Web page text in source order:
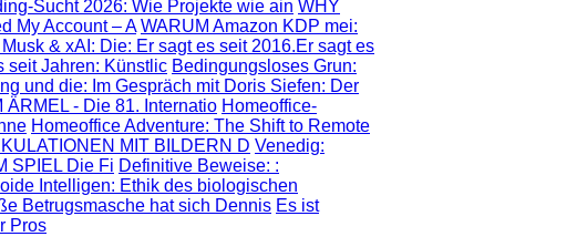
Sucht 2026: Wie Projekte wie ain WHY
My Account – A WARUM Amazon KDP mei:
& xAI: Die: Er sagt es seit 2016.Er sagt es
seit Jahren: Künstlic Bedingungsloses Grun:
und die: Im Gespräch mit Doris Siefen: Der
ÄRMEL - Die 81. Internatio Homeoffice-
Homeoffice Adventure: The Shift to Remote
MIT BILDERN D Venedig:
SPIEL Die Fi Definitive Beweise: :
Intelligen: Ethik des biologischen
Betrugsmasche hat sich Dennis Es ist
Pros